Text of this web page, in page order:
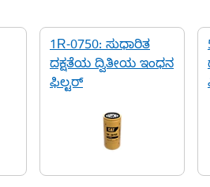
1R-0750: ಸುಧಾರಿತ
ದಕ್ಷತೆಯ ದ್ವಿತೀಯ ಇಂಧನ
ಫಿಲ್ಟರ್